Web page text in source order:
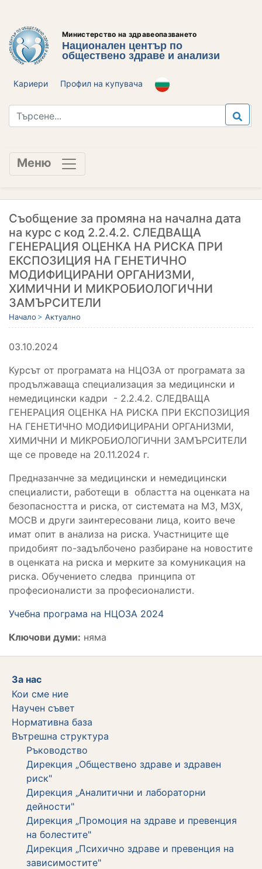
Министерство на здравеопазването
Национален център по
обществено здраве и анализи
Кариери Профил на купувача
Меню
Съобщение за промяна на начална дата
на курс с код 2.2.4.2. СЛЕДВАЩА
ГЕНЕРАЦИЯ ОЦЕНКА НА РИСКА ПРИ
ЕКСПОЗИЦИЯ НА ГЕНЕТИЧНО
МОДИФИЦИРАНИ ОРГАНИЗМИ,
ХИМИЧНИ И МИКРОБИОЛОГИЧНИ
ЗАМЪРСИТЕЛИ
Начало Актуално
03.10.2024
Курсът от програмата на НЦОЗА от програмата за
продължаваща специализация за медицински и
немедицински кадри - 2.2.4.2. СЛЕДВАЩА
ГЕНЕРАЦИЯ ОЦЕНКА НА РИСКА ПРИ ЕКСПОЗИЦИЯ
НА ГЕНЕТИЧНО МОДИФИЦИРАНИ ОРГАНИЗМИ,
ХИМИЧНИ И МИКРОБИОЛОГИЧНИ ЗАМЪРСИТЕЛИ
ще се проведе на 20.11.2024 г.
Предназанчне за медицински и немедицински
специалисти, работещи в областта на оценката на
безопасността и риска, от системата на МЗ, МЗХ,
МОСВ и други заинтересовани лица, които вече
имат опит в анализа на риска. Участниците ще
придобият по-задълбочено разбиране на новостите
в оценката на риска и мерките за комуникация на
риска. Обучението следва принципа от
професионалисти за професионалисти.
Учебна програма на НЦОЗА 2024
Ключови думи: няма
За нас
Кои сме ние
Научен съвет
Нормативна база
Вътрешна структура
Ръководство
Дирекция „Обществено здраве и здравен
риск"
Дирекция „Аналитични и лабораторни
дейности"
Дирекция „Промоция на здраве и превенция
на болестите"
Дирекция „Психично здраве и превенция на
зависимостите"